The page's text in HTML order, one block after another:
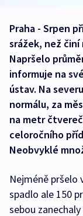
Praha - Srpen
srážek, než činí
Napršelo
informuje na
ústav. Na
normálu, za
na metr
celoročního
Neobvyklé
Nejméně pršelo
spadlo ale 150
sebou